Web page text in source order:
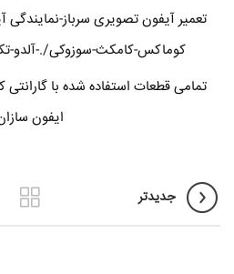
تعمیر آیفون تصویری سرباز-نمایندگی
کوماکس-کامکث-سوزوکی/.-آلدو-
تمامی قطعات استفاده شده با
ایفون
جدیدتر